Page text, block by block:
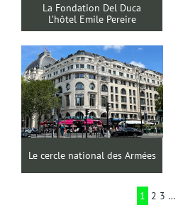
La Fondation Del Duca
L’hôtel Emile Pereire
Le cercle national des Armées
1 2 3 …